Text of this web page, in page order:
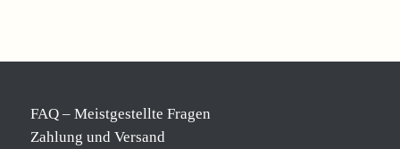
FAQ – Meistgestellte Fragen
Zahlung und Versand